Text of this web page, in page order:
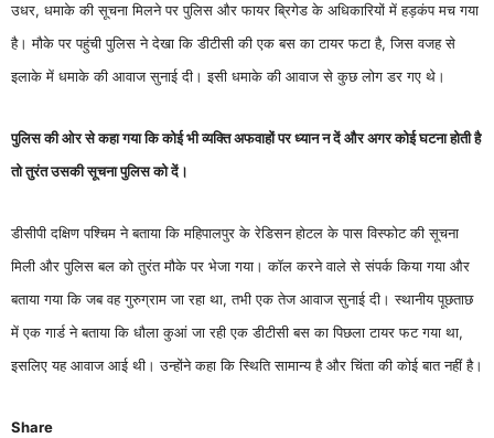
उधर, धमाके की सूचना मिलने पर पुलिस और फायर ब्रिगेड के अधिकारियों में हड़कंप मच गया
है। मौके पर पहुंची पुलिस ने देखा कि डीटीसी की एक बस का टायर फटा है, जिस वजह से
इलाके में धमाके की आवाज सुनाई दी। इसी धमाके की आवाज से कुछ लोग डर गए थे।
पुलिस की ओर से कहा गया कि कोई भी व्यक्ति अफवाहों पर ध्यान न दें और अगर कोई घटना होती है
तो तुरंत उसकी सूचना पुलिस को दें।
डीसीपी दक्षिण पश्चिम ने बताया कि महिपालपुर के रेडिसन होटल के पास विस्फोट की सूचना
मिली और पुलिस बल को तुरंत मौके पर भेजा गया। कॉल करने वाले से संपर्क किया गया और
बताया गया कि जब वह गुरुग्राम जा रहा था, तभी एक तेज आवाज सुनाई दी। स्थानीय पूछताछ
में एक गार्ड ने बताया कि धौला कुआं जा रही एक डीटीसी बस का पिछला टायर फट गया था,
इसलिए यह आवाज आई थी। उन्होंने कहा कि स्थिति सामान्य है और चिंता की कोई बात नहीं है।
Share